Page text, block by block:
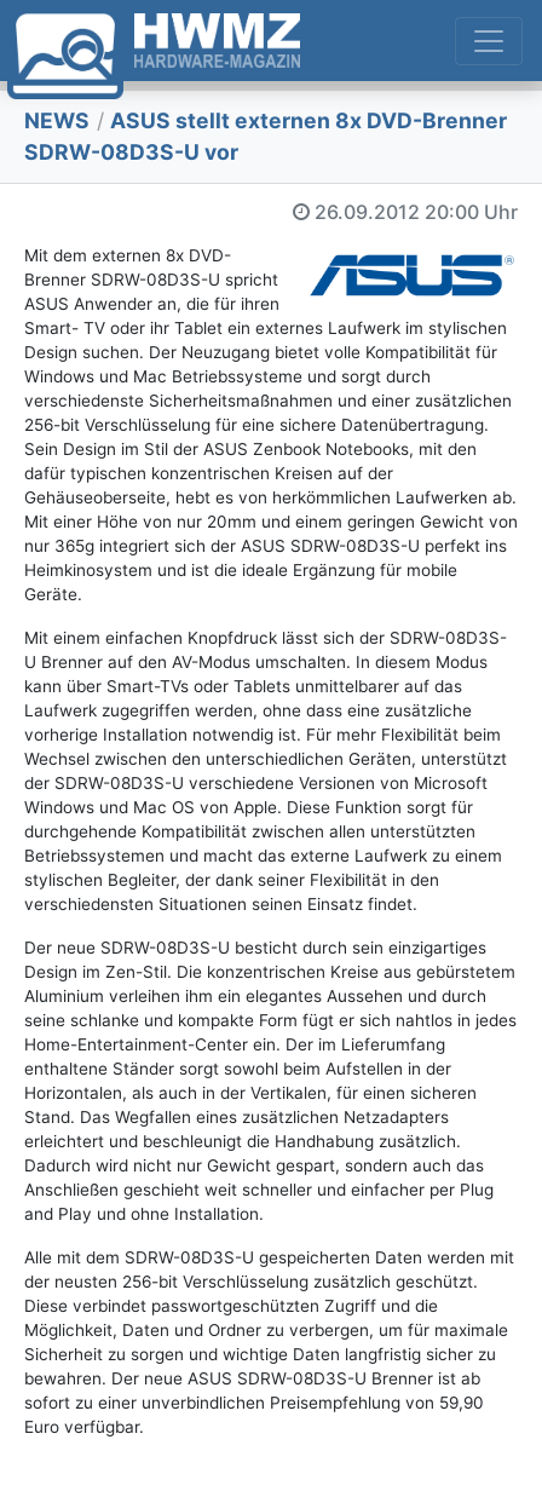
NEWS / ASUS stellt externen 8x DVD-Brenner
SDRW-08D3S-U vor
26.09.2012 20:00 Uhr
Mit dem externen 8x DVD-
Brenner SDRW-08D3S-U spricht
ASUS Anwender an, die für ihren
Smart- TV oder ihr Tablet ein externes Laufwerk im stylischen
Design suchen. Der Neuzugang bietet volle Kompatibilität für
Windows und Mac Betriebssysteme und sorgt durch
verschiedenste Sicherheitsmaßnahmen und einer zusätzlichen
256-bit Verschlüsselung für eine sichere Datenübertragung.
Sein Design im Stil der ASUS Zenbook Notebooks, mit den
dafür typischen konzentrischen Kreisen auf der
Gehäuseoberseite, hebt es von herkömmlichen Laufwerken ab.
Mit einer Höhe von nur 20mm und einem geringen Gewicht von
nur 365g integriert sich der ASUS SDRW-08D3S-U perfekt ins
Heimkinosystem und ist die ideale Ergänzung für mobile
Geräte.
Mit einem einfachen Knopfdruck lässt sich der SDRW-08D3S-
U Brenner auf den AV-Modus umschalten. In diesem Modus
kann über Smart-TVs oder Tablets unmittelbarer auf das
Laufwerk zugegriffen werden, ohne dass eine zusätzliche
vorherige Installation notwendig ist. Für mehr Flexibilität beim
Wechsel zwischen den unterschiedlichen Geräten, unterstützt
der SDRW-08D3S-U verschiedene Versionen von Microsoft
Windows und Mac OS von Apple. Diese Funktion sorgt für
durchgehende Kompatibilität zwischen allen unterstützten
Betriebssystemen und macht das externe Laufwerk zu einem
stylischen Begleiter, der dank seiner Flexibilität in den
verschiedensten Situationen seinen Einsatz findet.
Der neue SDRW-08D3S-U besticht durch sein einzigartiges
Design im Zen-Stil. Die konzentrischen Kreise aus gebürstetem
Aluminium verleihen ihm ein elegantes Aussehen und durch
seine schlanke und kompakte Form fügt er sich nahtlos in jedes
Home-Entertainment-Center ein. Der im Lieferumfang
enthaltene Ständer sorgt sowohl beim Aufstellen in der
Horizontalen, als auch in der Vertikalen, für einen sicheren
Stand. Das Wegfallen eines zusätzlichen Netzadapters
erleichtert und beschleunigt die Handhabung zusätzlich.
Dadurch wird nicht nur Gewicht gespart, sondern auch das
Anschließen geschieht weit schneller und einfacher per Plug
and Play und ohne Installation.
Alle mit dem SDRW-08D3S-U gespeicherten Daten werden mit
der neusten 256-bit Verschlüsselung zusätzlich geschützt.
Diese verbindet passwortgeschützten Zugriff und die
Möglichkeit, Daten und Ordner zu verbergen, um für maximale
Sicherheit zu sorgen und wichtige Daten langfristig sicher zu
bewahren. Der neue ASUS SDRW-08D3S-U Brenner ist ab
sofort zu einer unverbindlichen Preisempfehlung von 59,90
Euro verfügbar.